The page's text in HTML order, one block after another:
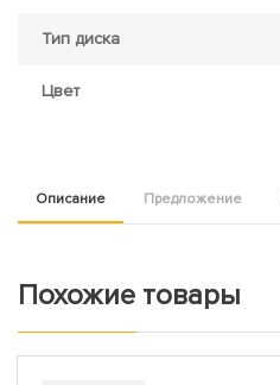
Тип диска
Цвет
Описание Предложение
Похожие товары